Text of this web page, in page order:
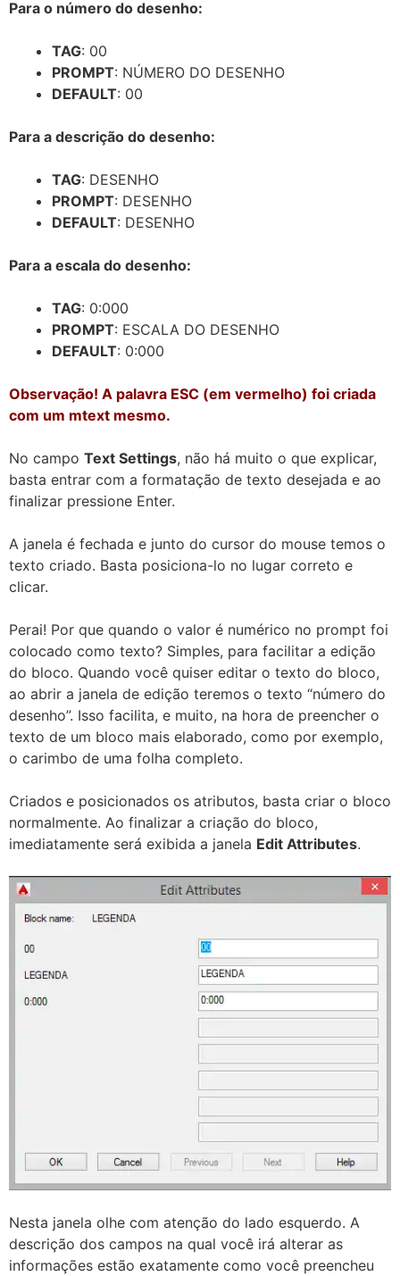
Para o número do desenho:
TAG: 00
PROMPT: NÚMERO DO DESENHO
DEFAULT: 00
Para a descrição do desenho:
TAG: DESENHO
PROMPT: DESENHO
DEFAULT: DESENHO
Para a escala do desenho:
TAG: 0:000
PROMPT: ESCALA DO DESENHO
DEFAULT: 0:000
Observação! A palavra ESC (em vermelho) foi criada
com um mtext mesmo.
No campo Text Settings, não há muito o que explicar,
basta entrar com a formatação de texto desejada e ao
finalizar pressione Enter.
A janela é fechada e junto do cursor do mouse temos o
texto criado. Basta posiciona-lo no lugar correto e
clicar.
Perai! Por que quando o valor é numérico no prompt foi
colocado como texto? Simples, para facilitar a edição
do bloco. Quando você quiser editar o texto do bloco,
ao abrir a janela de edição teremos o texto “número do
desenho”. Isso facilita, e muito, na hora de preencher o
texto de um bloco mais elaborado, como por exemplo,
o carimbo de uma folha completo.
Criados e posicionados os atributos, basta criar o bloco
normalmente. Ao finalizar a criação do bloco,
imediatamente será exibida a janela Edit Attributes.
Nesta janela olhe com atenção do lado esquerdo. A
descrição dos campos na qual você irá alterar as
informações estão exatamente como você preencheu